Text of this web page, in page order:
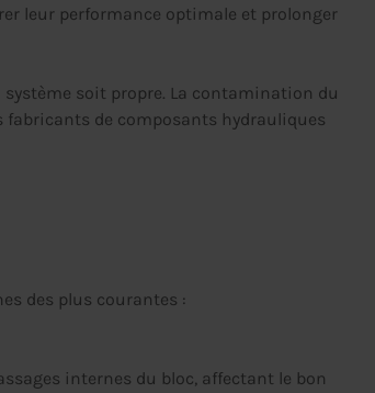
leur performance optimale et prolonger
soit propre. La contamination du
de composants hydrauliques
des plus courantes :
internes du bloc, affectant le bon